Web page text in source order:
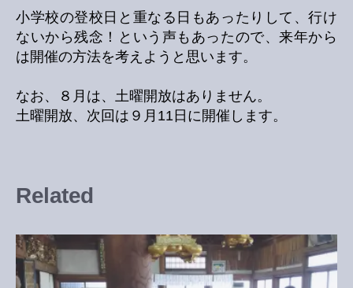
小学校の登校日と重なる日もあったりして、行け
ないから残念！という声もあったので、来年から
は開催の方法を考えようと思います。
なお、８月は、土曜開放はありません。
土曜開放、次回は９月11日に開催します。
Related